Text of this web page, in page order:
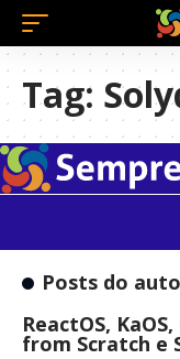
Tag:
Posts do
ReactOS,
from Scratch e